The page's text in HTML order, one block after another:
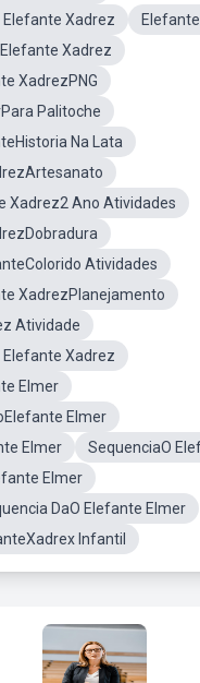
Elefante Xadrez
Xadrez
XadrezPNG
Palitoche
Na Lata
Xadrez2 Ano Atividades
Atividades
XadrezPlanejamento
Atividade
Xadrez
Elmer
Elmer
Elmer
SequenciaO
Elmer
DaO Elefante Elmer
Infantil